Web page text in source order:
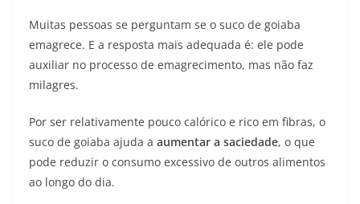
Muitas pessoas se perguntam se o suco de goiaba
emagrece. E a resposta mais adequada é: ele pode
auxiliar no processo de emagrecimento, mas não faz
milagres.
Por ser relativamente pouco calórico e rico em fibras, o
suco de goiaba ajuda a aumentar a saciedade, o que
pode reduzir o consumo excessivo de outros alimentos
ao longo do dia.